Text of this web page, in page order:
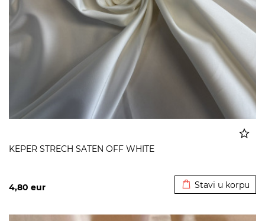
KEPER STRECH SATEN OFF WHITE
4,80 eur Stavi u korpu